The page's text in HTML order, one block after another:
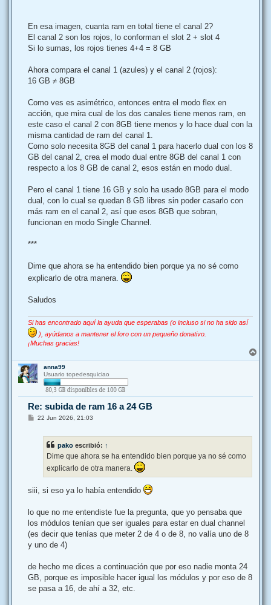
En esa imagen, cuanta ram en total tiene el canal 2?
El canal 2 son los rojos, lo conforman el slot 2 + slot 4
Si lo sumas, los rojos tienes 4+4 = 8 GB
Ahora compara el canal 1 (azules) y el canal 2 (rojos):
16 GB ≠ 8GB
Como ves es asimétrico, entonces entra el modo flex en
acción, que mira cual de los dos canales tiene menos ram, en
este caso el canal 2 con 8GB tiene menos y lo hace dual con la
misma cantidad de ram del canal 1.
Como solo necesita 8GB del canal 1 para hacerlo dual con los 8
GB del canal 2, crea el modo dual entre 8GB del canal 1 con
respecto a los 8 GB de canal 2, esos están en modo dual.
Pero el canal 1 tiene 16 GB y solo ha usado 8GB para el modo
dual, con lo cual se quedan 8 GB libres sin poder casarlo con
más ram en el canal 2, así que esos 8GB que sobran,
funcionan en modo Single Channel.
***
Dime que ahora se ha entendido bien porque ya no sé como
explicarlo de otra manera.
Saludos
Si has encontrado aquí la ayuda que esperabas (o incluso si no ha sido así
), ayúdanos a mantener el foro con un pequeño donativo.
¡Muchas gracias!
r
anna99
Usuario topedesquiciao
Re: subida de ram 16 a 24 GB
M22 Jun 2026, 21:03
pako escribió: ↑
Dime que ahora se ha entendido bien porque ya no sé como
explicarlo de otra manera.
siii, si eso ya lo había entendido
lo que no me entendiste fue la pregunta, que yo pensaba que
los módulos tenían que ser iguales para estar en dual channel
(es decir que tenías que meter 2 de 4 o de 8, no valía uno de 8
y uno de 4)
de hecho me dices a continuación que por eso nadie monta 24
GB, porque es imposible hacer igual los módulos y por eso de 8
se pasa a 16, de ahí a 32, etc.